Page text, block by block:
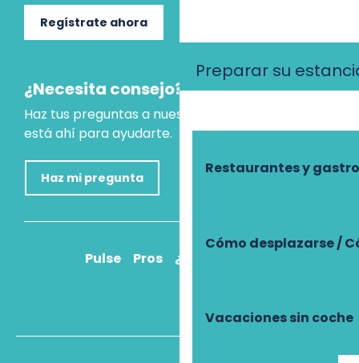
Preparar su
Restaurantes y
Cómo desplazarse /
Vacaciones sin coche
Regístrate ahora
¿Necesita consejo?
Haz tus preguntas a nuestro asistente virtual, que
está ahí para ayudarte.
Haz mi pregunta
Pulse Pros ¿Cómo llegar?